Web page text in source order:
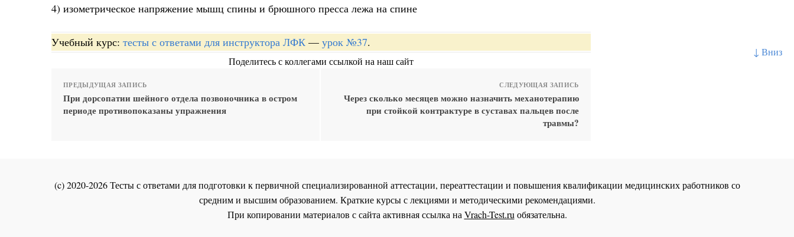
↓ Вниз
4) изометрическое напряжение мышц спины и брюшного пресса лежа на спине
Учебный курс: тесты с ответами для инструктора ЛФК — урок №37.
Поделитесь с коллегами ссылкой на наш сайт
ПРЕДЫДУЩАЯ ЗАПИСЬ
При дорсопатии шейного отдела позвоночника в остром
периоде противопоказаны упражнения
СЛЕДУЮЩАЯ ЗАПИСЬ
Через сколько месяцев можно назначить механотерапию
при стойкой контрактуре в суставах пальцев после
травмы?
(c) 2020-2026 Тесты с ответами для подготовки к первичной специализированной аттестации, переаттестации и повышения квалификации медицинских работников со
средним и высшим образованием. Краткие курсы с лекциями и методическими рекомендациями.
При копировании материалов с сайта активная ссылка наVrach-Test.ruобязательна.